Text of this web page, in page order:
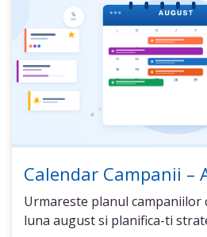
Calendar Campanii –
Urmareste planul campaniilor
luna august si planifica-ti